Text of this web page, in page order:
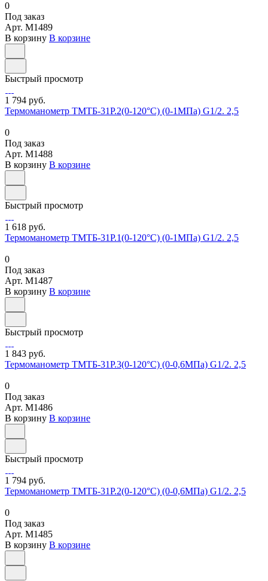
0
Под заказ
Арт. M1489
В корзину В корзине
Быстрый просмотр
1 794 руб.
Термоманометр ТМТБ-31Р.2(0-120°С) (0-1МПа) G1/2. 2,5
0
Под заказ
Арт. M1488
В корзину В корзине
Быстрый просмотр
1 618 руб.
Термоманометр ТМТБ-31Р.1(0-120°С) (0-1МПа) G1/2. 2,5
0
Под заказ
Арт. M1487
В корзину В корзине
Быстрый просмотр
1 843 руб.
Термоманометр ТМТБ-31Р.3(0-120°С) (0-0,6МПа) G1/2. 2,5
0
Под заказ
Арт. M1486
В корзину В корзине
Быстрый просмотр
1 794 руб.
Термоманометр ТМТБ-31Р.2(0-120°С) (0-0,6МПа) G1/2. 2,5
0
Под заказ
Арт. M1485
В корзину В корзине